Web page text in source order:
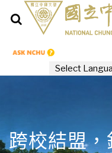
跨校結盟